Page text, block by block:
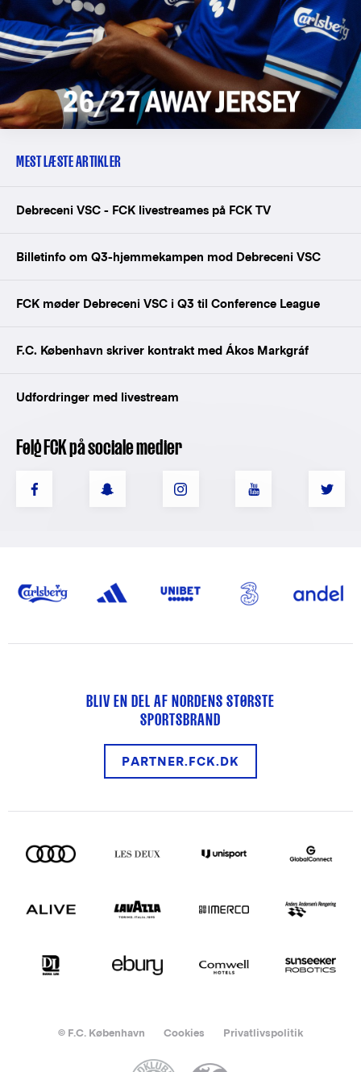
MEST LÆSTE ARTIKLER
Debreceni VSC - FCK livestreames på FCK TV
Billetinfo om Q3-hjemmekampen mod Debreceni VSC
FCK møder Debreceni VSC i Q3 til Conference League
F.C. København skriver kontrakt med Ákos Markgráf
Udfordringer med livestream
Følg FCK på sociale medier
BLIV EN DEL AF NORDENS STØRSTE
SPORTSBRAND
PARTNER.FCK.DK
© F.C. København Cookies Privatlivspolitik